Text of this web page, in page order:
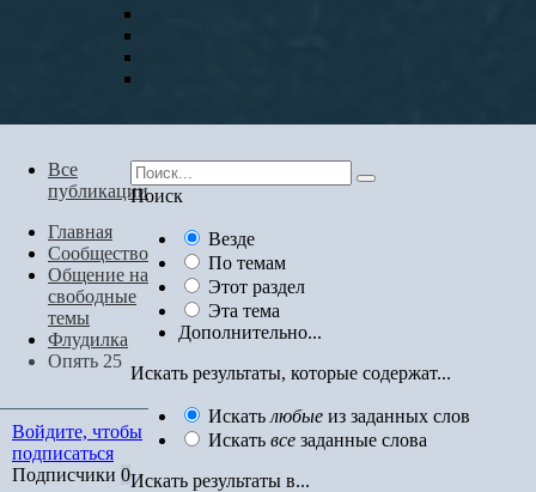
Поиск
Везде
По темам
Этот раздел
Эта тема
Дополнительно...
Искать результаты, которые содержат...
Искать любые из заданных слов
Искать все заданные слова
Искать результаты в...
Все
публикации
Главная
Сообщество
Общение на
свободные
темы
Флудилка
Опять 25
Войдите, чтобы
подписаться
Подписчики 0